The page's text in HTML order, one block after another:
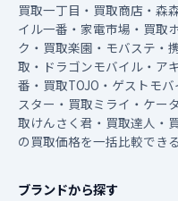
買取一丁目・買取商店・森
イル一番・家電市場・買取
ク・買取楽園・モバステ・
取・ドラゴンモバイル・ア
番・買取TOJO・ゲストモ
スター・買取ミライ・ケー
取けんさく君・買取達人・
の買取価格を一括比較でき
ブランドから探す